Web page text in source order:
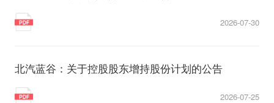
2026-07-30
北汽蓝谷：关于控股股东增持股份计划的公告
2026-07-25